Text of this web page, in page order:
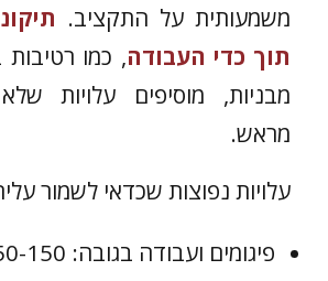
משמעותית על התקציב.
תוך כדי העבודה, כמו רטיבות
מבניות, מוסיפים עלויות
מראש.
עלויות נפוצות שכדאי לשמור
פיגומים ועבודה בגובה: 50-150 ₪ למ"ר